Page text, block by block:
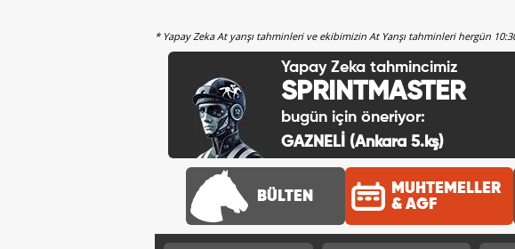
* Yapay Zeka At yarışı tahminleri ve ekibimizin At Yarışı tahminleri hergün
Yapay Zeka tahmincimiz
SPRINTMASTER
bugün için öneriyor:
GAZNELİ (Ankara 5.kş)
BÜLTEN
MUHTEMELLER
& AGF